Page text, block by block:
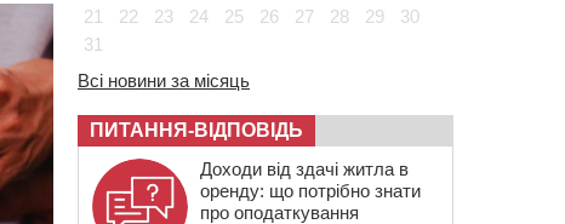
21
22 23 24 25 26 27 28 29
30
31
Всі новини за місяць
ПИТАННЯ-ВІДПОВІДЬ
Доходи від здачі житла в
оренду: що потрібно знати
про оподаткування